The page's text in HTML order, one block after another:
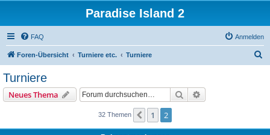
Paradise Island 2
FAQ Anmelden
Foren-Übersicht Turniere etc. Turniere
Turniere
Neues Thema Suche
32 Themen Vorherige
1 2